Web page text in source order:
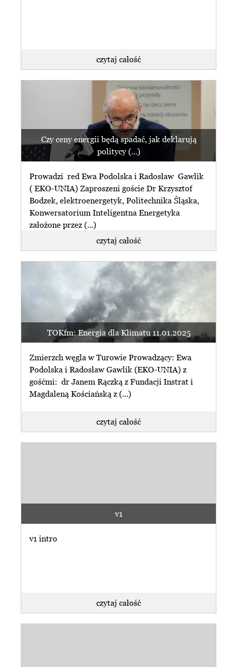
czytaj całość
Czy ceny energii będą spadać, jak deklarują
politycy (...)
Prowadzi red Ewa Podolska i Radosław Gawlik
( EKO-UNIA) Zaproszeni goście Dr Krzysztof
Bodzek, elektroenergetyk, Politechnika Śląska,
Konwersatorium Inteligentna Energetyka
założone przez (...)
czytaj całość
TOKfm: Energia dla Klimatu 11.01.2025
Zmierzch węgla w Turowie Prowadzący: Ewa
Podolska i Radosław Gawlik (EKO-UNIA) z
gośćmi: dr Janem Rączką z Fundacji Instrat i
Magdaleną Kościańską z (...)
czytaj całość
v1
v1 intro
czytaj całość